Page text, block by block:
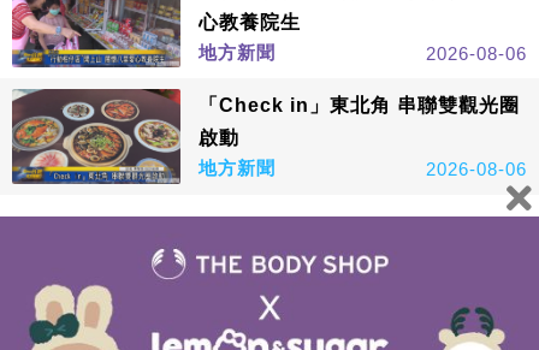
心教養院生
地方新聞
2026-08-06
「Check in」東北角 串聯雙觀光圈
啟動
地方新聞
2026-08-06
鑫傳國際多媒體科技股份有限公司版權所有，非經授權，請